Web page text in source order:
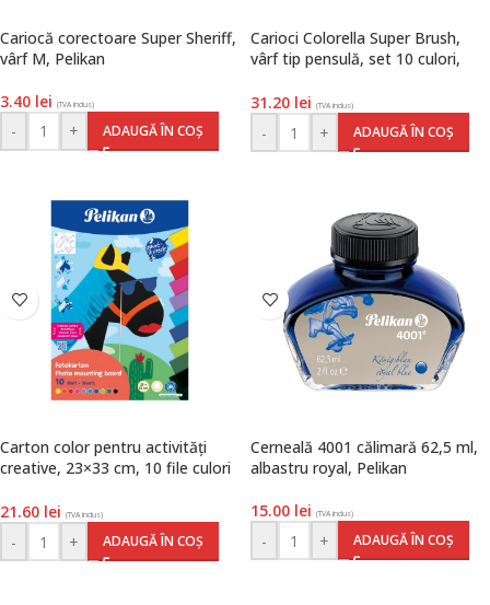
Cariocă corectoare Super Sheriff,
vârf M, Pelikan
3.40 lei (TVA inclus)
- + ADAUGĂ ÎN COȘ
Carioci Colorella Super Brush,
vârf tip pensulă, set 10 culori,
31.20 lei (TVA inclus)
- + ADAUGĂ ÎN COȘ
Carton color pentru activități
creative, 23×33 cm, 10 file culori
21.60 lei (TVA inclus)
- + ADAUGĂ ÎN COȘ
Cerneală 4001 călimară 62,5 ml,
albastru royal, Pelikan
15.00 lei (TVA inclus)
- + ADAUGĂ ÎN COȘ